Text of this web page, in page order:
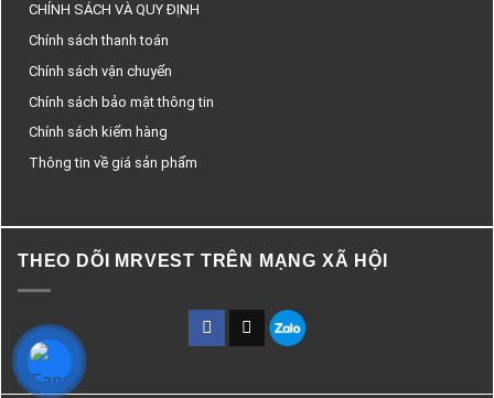
CHÍNH SÁCH VÀ QUY ĐỊNH
Chính sách thanh toán
Chính sách vận chuyển
Chính sách bảo mật thông tin
Chính sách kiểm hàng
Thông tin về giá sản phẩm
THEO DÕI MRVEST TRÊN MẠNG XÃ HỘI